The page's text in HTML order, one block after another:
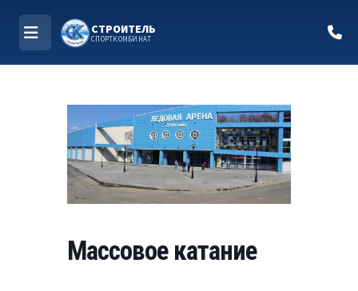
МЕНЮ
СТРОИТЕЛЬ
СПОРТКОМБИНАТ
Массовое катание